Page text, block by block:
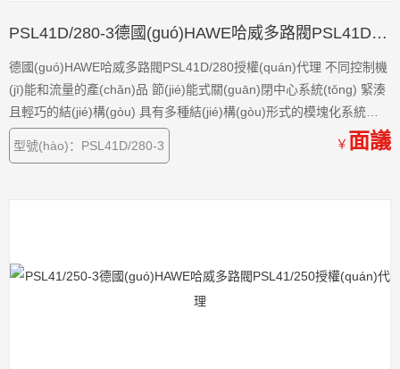
PSL41D/280-3德國(guó)HAWE哈威多路閥PSL41D/280授權(quán)代理
德國(guó)HAWE哈威多路閥PSL41D/280授權(quán)代理 不同控制機
(jī)能和流量的產(chǎn)品 節(jié)能式關(guān)閉中心系統(tǒng) 緊湊
且輕巧的結(jié)構(gòu) 具有多種結(jié)構(gòu)形式的模塊化系統
(tǒng)
型號(hào)：PSL41D/280-3
￥ 面議